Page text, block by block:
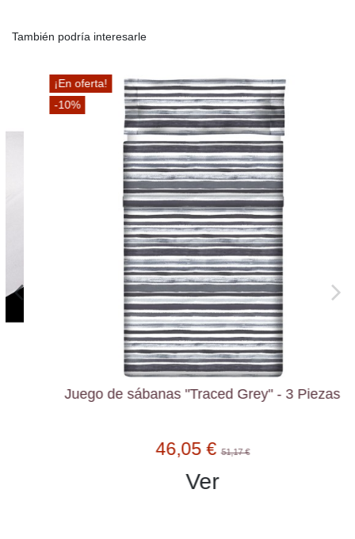
También podría interesarle
¡En oferta!
-10%
Juego de sábanas "Traced Grey" - 3 Piezas
46,05 €51,17 €
Ver